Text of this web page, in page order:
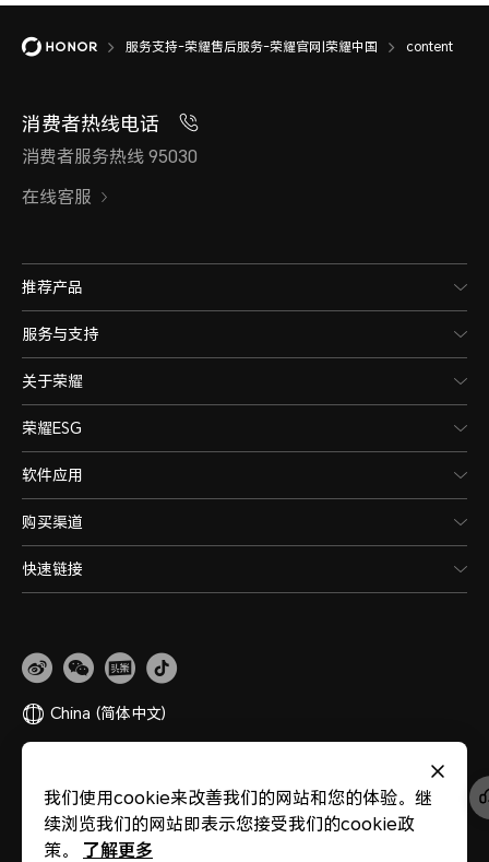
服务支持-荣耀售后服务-荣耀官网|荣耀中国 content
消费者热线电话
消费者服务热线 95030
在线客服
推荐产品
服务与支持
关于荣耀
荣耀ESG
软件应用
购买渠道
快速链接
China (简体中文)
版权所有 © 荣耀终端股份有限公司 2020-2026 保留一切权利。
44030002002883
粤ICP备20047157号
我们使用cookie来改善我们的网站和您的体验。继
续浏览我们的网站即表示您接受我们的cookie政
策。
了解更多